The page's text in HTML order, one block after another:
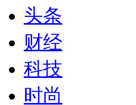
头条
财经
科技
时尚